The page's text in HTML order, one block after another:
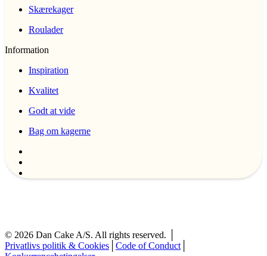
Skærekager
Roulader
Information
Inspiration
Kvalitet
Godt at vide
Bag om kagerne
© 2026 Dan Cake A/S. All rights reserved. │
Privatlivs politik & Cookies
Code of Conduct